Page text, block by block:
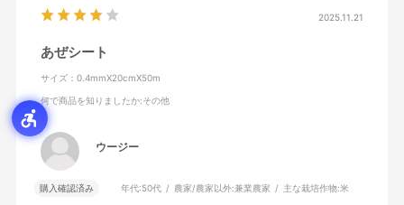
2025.11.21
あぜシート
サイズ：0.4mmX20cmX50m
何で商品を知りましたか:その他
ウージー
購入確認済み 年代:50代 農家/農家以外:兼業農家 主な栽培作物:米